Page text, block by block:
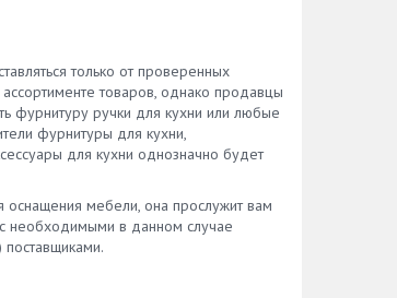
только от проверенных
товаров, однако продавцы
фурнитуру ручки для кухни или любые
фурнитуры для кухни,
для кухни однозначно будет
оснащения мебели, она прослужит вам
необходимыми в данном случае